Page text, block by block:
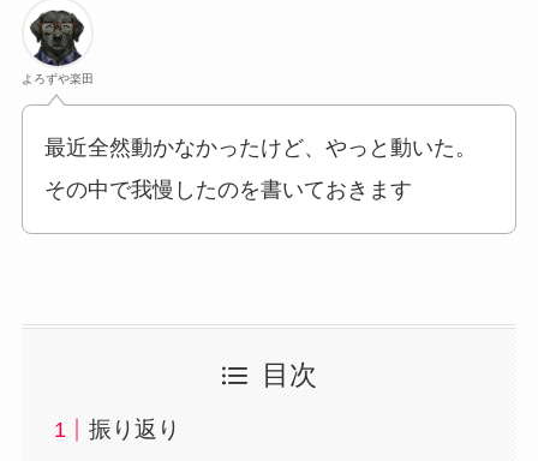
よろずや楽田
最近全然動かなかったけど、やっと動いた。
その中で我慢したのを書いておきます
目次
振り返り